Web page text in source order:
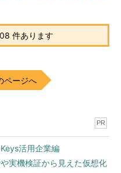
件あります
ページへ
PR
活用企業編
実機検証から見えた仮想化